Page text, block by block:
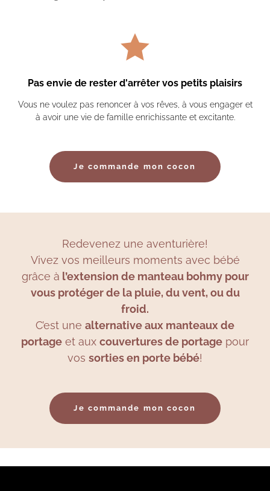
Pas envie de rester d'arrêter vos petits plaisirs
Vous ne voulez pas renoncer à vos rêves, à vous engager et
à avoir une vie de famille enrichissante et excitante.
Je commande mon cocon
Redevenez une aventurière!
Vivez vos meilleurs moments avec bébé
grâce à l’extension de manteau bohmy pour
vous protéger de la pluie, du vent, ou du
froid.
C’est une alternative aux manteaux de
portage et aux couvertures de portage pour
vos sorties en porte bébé!
Je commande mon cocon